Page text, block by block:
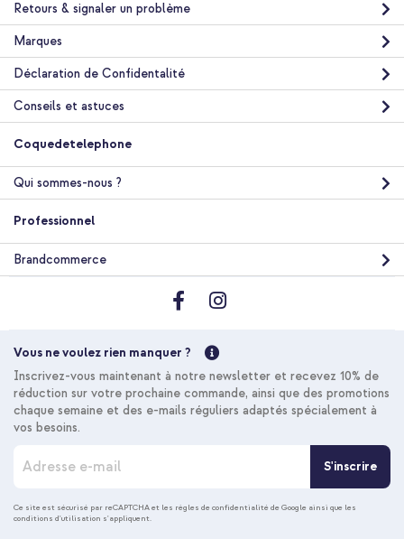
49,99 €
Livraison gratuite 49,99 €
Acheter
Livraison
gratuite
Retours & signaler un problème
Marques
Déclaration de Confidentalité
Conseils et astuces
Coquedetelephone
Qui sommes-nous ?
Professionnel
Brandcommerce
Vous ne voulez rien manquer ?
Inscrivez-vous maintenant à notre newsletter et recevez 10% de
réduction sur votre prochaine commande, ainsi que des promotions
chaque semaine et des e-mails réguliers adaptés spécialement à
vos besoins.
c
r
S'inscrire
Ce site est sécurisé par reCAPTCHA et les règles de confidentialité de Google ainsi que les
conditions d'utilisation s'appliquent.